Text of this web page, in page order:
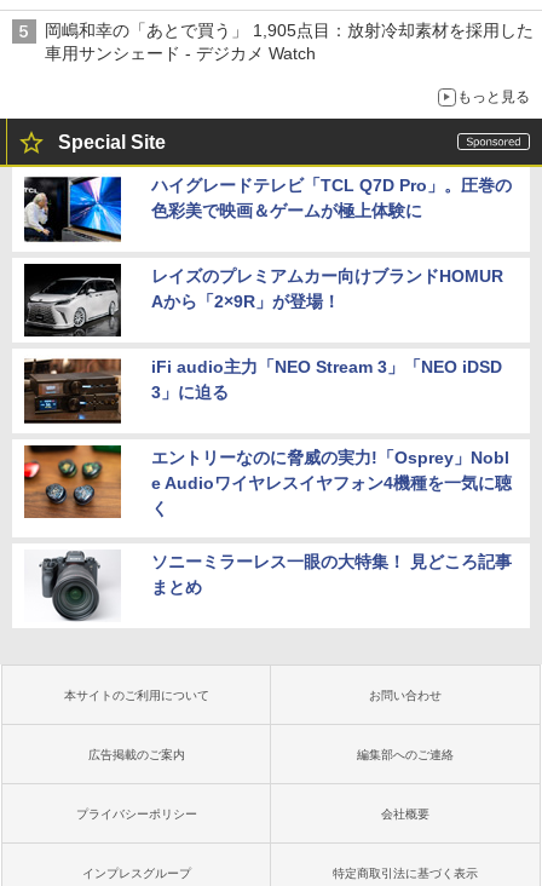
る「Filmator」
岡嶋和幸の「あとで買う」 1,905点目：放射冷却素材を採用した
車用サンシェード - デジカメ Watch
もっと見る
Special Site
ハイグレードテレビ「TCL Q7D Pro」。圧巻の
色彩美で映画＆ゲームが極上体験に
レイズのプレミアムカー向けブランドHOMUR
Aから「2×9R」が登場！
iFi audio主力「NEO Stream 3」「NEO iDSD
3」に迫る
エントリーなのに脅威の実力!「Osprey」Nobl
e Audioワイヤレスイヤフォン4機種を一気に聴
く
ソニーミラーレス一眼の大特集！ 見どころ記事
まとめ
本サイトのご利用について お問い合わせ
広告掲載のご案内 編集部へのご連絡
プライバシーポリシー 会社概要
インプレスグループ 特定商取引法に基づく表示